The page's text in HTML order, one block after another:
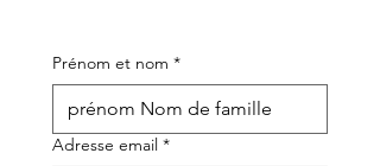
Prénom et nom *
Adresse email *